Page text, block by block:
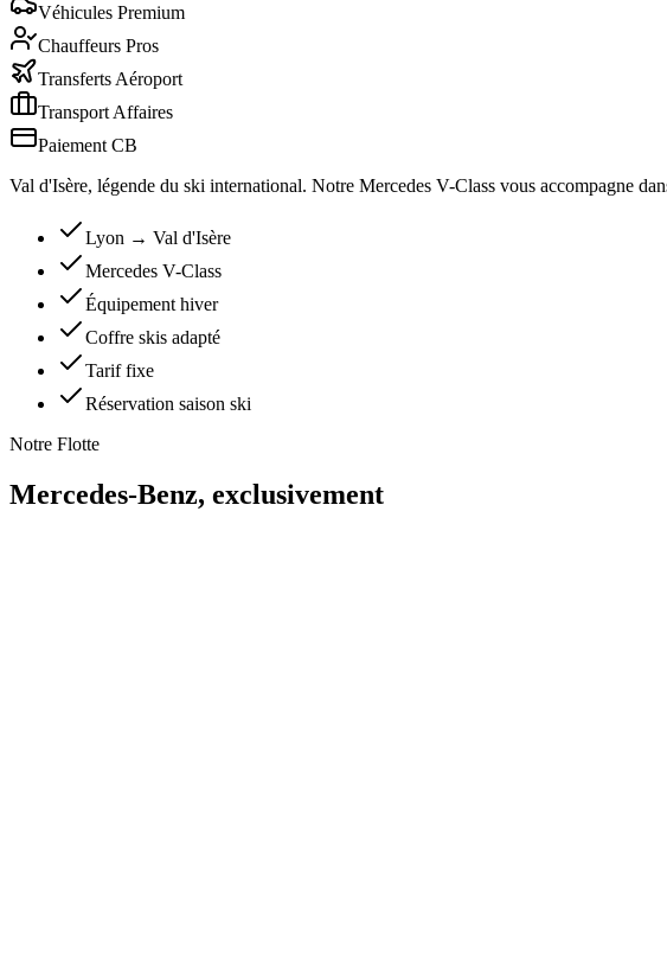
Véhicules Premium
Chauffeurs Pros
Transferts Aéroport
Transport Affaires
Paiement CB
Val d'Isère, légende du ski international. Notre Mercedes V-Class vous accompagne
Lyon → Val d'Isère
Mercedes V-Class
Équipement hiver
Coffre skis adapté
Tarif fixe
Réservation saison ski
Notre Flotte
Mercedes-Benz, exclusivement